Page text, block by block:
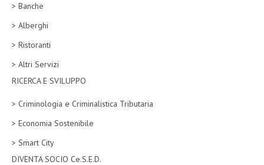
DIREZIONE SCIENTIFICA
ALTA FORMAZIONE
LA RIVISTA
> Banche
> Alberghi
> Ristoranti
> Altri Servizi
RICERCA E SVILUPPO
> Criminologia e Criminalistica Tributaria
> Economia Sostenibile
> Smart City
DIVENTA SOCIO Ce.S.E.D.